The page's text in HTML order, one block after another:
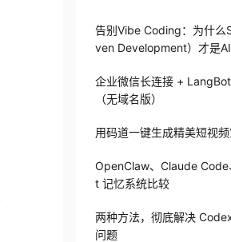
告别Vibe Coding：为什么
ven Development）才是
企业微信长连接 +
（无域名版）
用码道一键生成精美短视
OpenClaw、Claude
t 记忆系统比较
两种方法，彻底解决
问题